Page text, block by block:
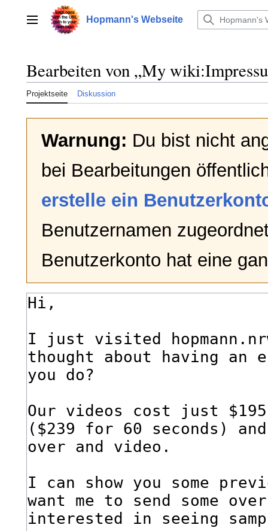
springenHauptmenü Hopmann's Webseite
Bearbeiten von „My
Projektseite Diskussion
Warnung: Du bist nicht
bei Bearbeitungen
erstelle ein
Benutzernamen
Benutzerkonto hat eine